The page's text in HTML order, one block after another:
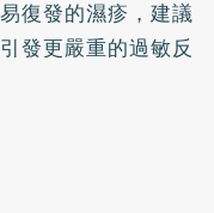
復發的濕疹，建議
發更嚴重的過敏反